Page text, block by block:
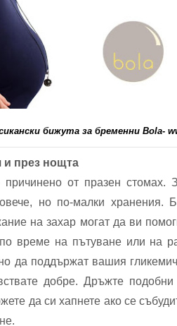
бижута за бременни Bola-
и през нощта
причинено от празен стомах.
но по-малки хранения.
на захар могат да ви
време на пътуване или на
да поддържат вашия
добре. Дръжте
да си хапнете ако се